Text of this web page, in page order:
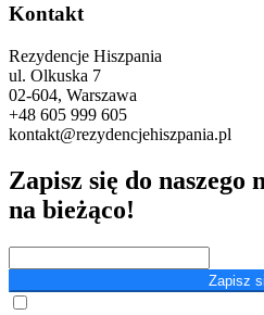
Kontakt
Rezydencje Hiszpania
ul. Olkuska 7
02-604, Warszawa
+48 605 999 605
kontakt@rezydencjehiszpania.pl
Zapisz się do naszego
na bieżąco!
Zapisz